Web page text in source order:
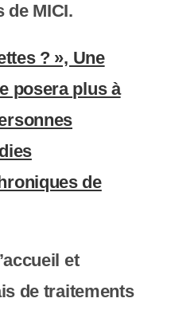
de MICI.
? », Une
posera plus à
de
et
de traitements